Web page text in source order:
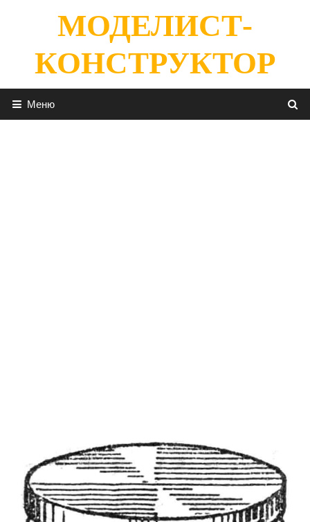
содержимомуМОДЕЛИСТ-
КОНСТРУКТОР
Меню